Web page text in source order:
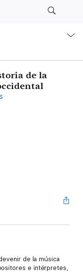
de la
de la música
e intérpretes,